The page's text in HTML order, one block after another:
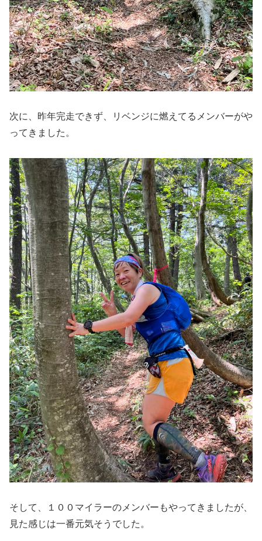
次に、昨年完走できず、リベンジに燃えてるメンバーがや
ってきました。
そして、１００マイラーのメンバーもやってきましたが、
見た感じは一番元気そうでした。